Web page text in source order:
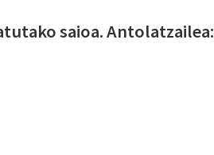
saioa. Antolatzailea: